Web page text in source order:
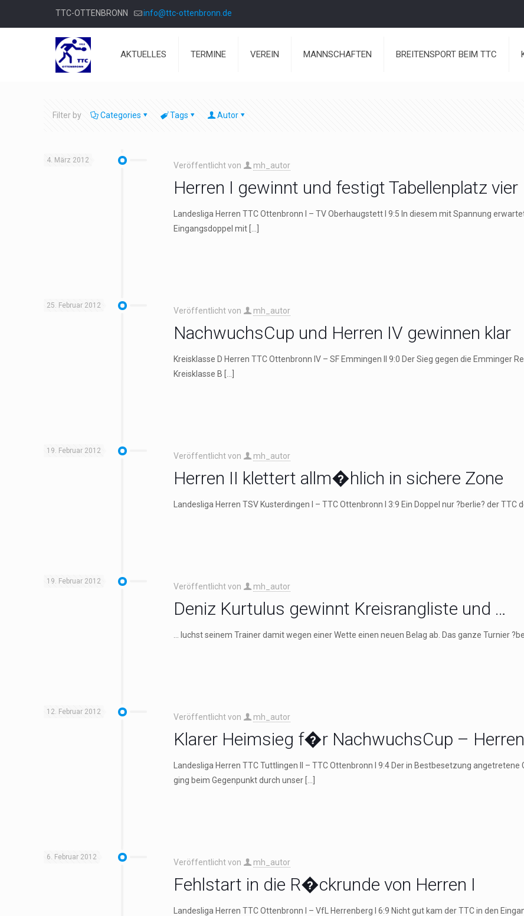
TTC-OTTENBRONN info@ttc-ottenbronn.de
AKTUELLES TERMINE VEREIN MANNSCHAFTEN BREITENSPORT BEIM TTC
Filter by Categories Tags Autor
4. März 2012
Veröffentlicht von mh_autor
Herren I gewinnt und festigt Tabellenplatz vier
Landesliga Herren TTC Ottenbronn I – TV Oberhaugstett I 9:5 In diesem mit Spannung
Eingangsdoppel mit
25. Februar 2012
Veröffentlicht von mh_autor
NachwuchsCup und Herren IV gewinnen klar
Kreisklasse D Herren TTC Ottenbronn IV – SF Emmingen II 9:0 Der Sieg gegen die Emminger
Kreisklasse B
19. Februar 2012
Veröffentlicht von mh_autor
Herren II klettert allm�hlich in sichere Zone
Landesliga Herren TSV Kusterdingen I – TTC Ottenbronn I 3:9 Ein Doppel nur ?berlie? der
19. Februar 2012
Veröffentlicht von mh_autor
Deniz Kurtulus gewinnt Kreisrangliste und …
… luchst seinem Trainer damit wegen einer Wette einen neuen Belag ab. Das ganze Turnier
12. Februar 2012
Veröffentlicht von mh_autor
Klarer Heimsieg f�r NachwuchsCup –
Landesliga Herren TTC Tuttlingen II – TTC Ottenbronn I 9:4 Der in Bestbesetzung
ging beim Gegenpunkt durch unser
6. Februar 2012
Veröffentlicht von mh_autor
Fehlstart in die R�ckrunde von Herren I
Landesliga Herren TTC Ottenbronn I – VfL Herrenberg I 6:9 Nicht gut kam der TTC in den